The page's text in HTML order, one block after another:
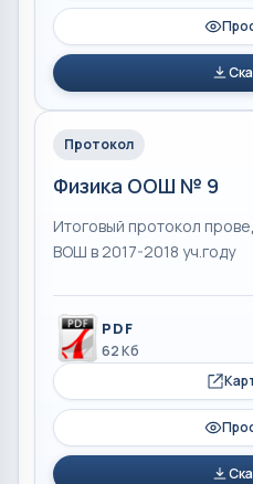
Протокол
Физика ООШ № 9
Итоговый протокол
ВОШ в 2017-2018 уч.году
PDF
62 Кб